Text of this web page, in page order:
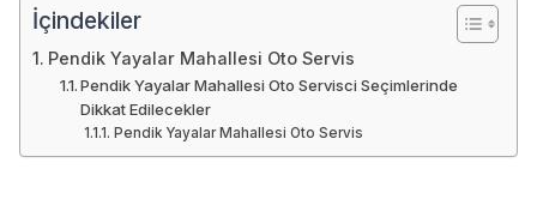
İçindekiler
Pendik Yayalar Mahallesi Oto Servis
Pendik Yayalar Mahallesi Oto Servisci Seçimlerinde
Dikkat Edilecekler
Pendik Yayalar Mahallesi Oto Servis